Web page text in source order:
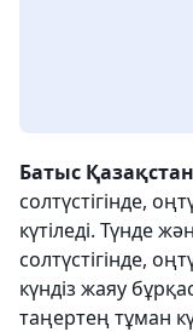
Батыс
солтүстігінде,
күтіледі. Түнде
солтүстігінде,
күндіз жаяу
таңертең тұман